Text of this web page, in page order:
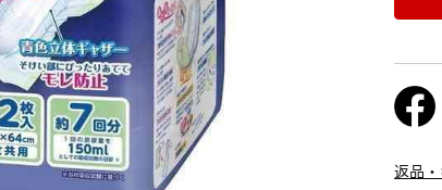
返品